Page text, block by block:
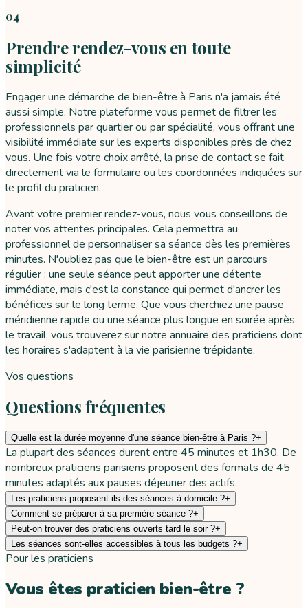
04
Prendre rendez-vous en toute
simplicité
Engager une démarche de bien-être à Paris n'a jamais été
aussi simple. Notre plateforme vous permet de filtrer les
professionnels par quartier ou par spécialité, vous offrant une
visibilité immédiate sur les experts disponibles près de chez
vous. Une fois votre choix arrêté, la prise de contact se fait
directement via le formulaire ou les coordonnées indiquées sur
le profil du praticien.
Avant votre premier rendez-vous, nous vous conseillons de
noter vos attentes principales. Cela permettra au
professionnel de personnaliser sa séance dès les premières
minutes. N'oubliez pas que le bien-être est un parcours
régulier : une seule séance peut apporter une détente
immédiate, mais c'est la constance qui permet d'ancrer les
bénéfices sur le long terme. Que vous cherchiez une pause
méridienne rapide ou une séance plus longue en soirée après
le travail, vous trouverez sur notre annuaire des praticiens dont
les horaires s'adaptent à la vie parisienne trépidante.
Vos questions
Questions fréquentes
Quelle est la durée moyenne d'une séance bien-être à Paris ?+
La plupart des séances durent entre 45 minutes et 1h30. De
nombreux praticiens parisiens proposent des formats de 45
minutes adaptés aux pauses déjeuner des actifs.
Les praticiens proposent-ils des séances à domicile ?+
Comment se préparer à sa première séance ?+
Peut-on trouver des praticiens ouverts tard le soir ?+
Les séances sont-elles accessibles à tous les budgets ?+
Pour les praticiens
Vous êtes praticien bien-être ?